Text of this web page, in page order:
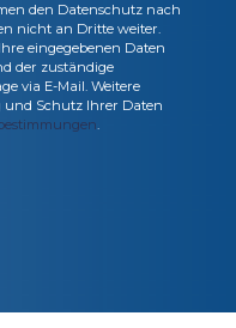
den Datenschutz nach
nicht an Dritte weiter.
eingegebenen Daten
der zuständige
via E-Mail. Weitere
und Schutz Ihrer Daten
.